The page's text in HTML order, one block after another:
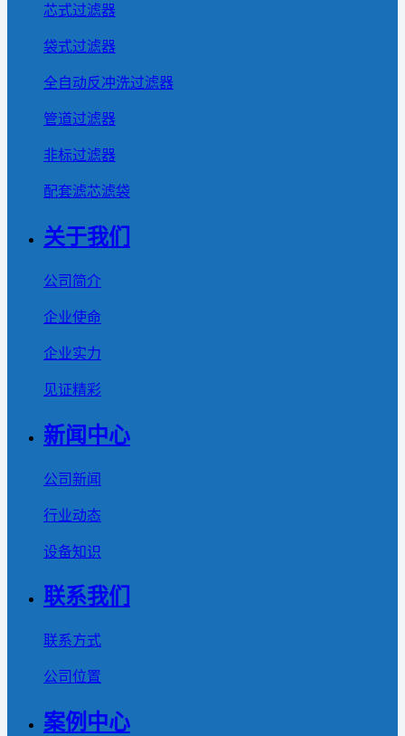
芯式过滤器
袋式过滤器
全自动反冲洗过滤器
管道过滤器
非标过滤器
配套滤芯滤袋
关于我们
公司简介
企业使命
企业实力
见证精彩
新闻中心
公司新闻
行业动态
设备知识
联系我们
联系方式
公司位置
案例中心